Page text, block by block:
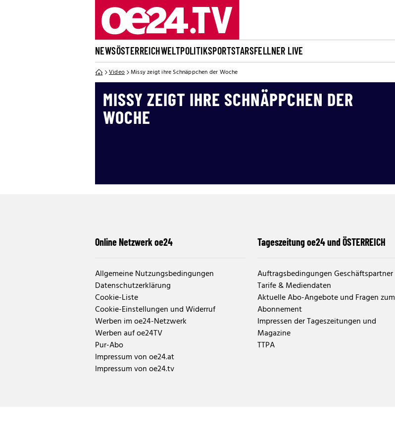
NEWSÖSTERREICHWELTPOLITIKSPORTSTARSFELLNER LIVE
Video Missy zeigt ihre Schnäppchen der Woche
MISSY ZEIGT IHRE SCHNÄPPCHEN DER
WOCHE
Online Netzwerk oe24
Allgemeine Nutzungsbedingungen
Datenschutzerklärung
Cookie-Liste
Cookie-Einstellungen und Widerruf
Werben im oe24-Netzwerk
Werben auf oe24TV
Pur-Abo
Impressum von oe24.at
Impressum von oe24.tv
Tageszeitung oe24 und ÖSTERREICH
Auftragsbedingungen Geschäftspartner
Tarife & Mediendaten
Aktuelle Abo-Angebote und Fragen zum
Abonnement
Impressen der Tageszeitungen und
Magazine
TTPA